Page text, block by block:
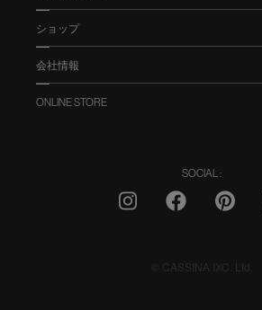
ショップ
会社情報
ONLINE STORE
SOCIAL :
© CASSINA IXC. Ltd.